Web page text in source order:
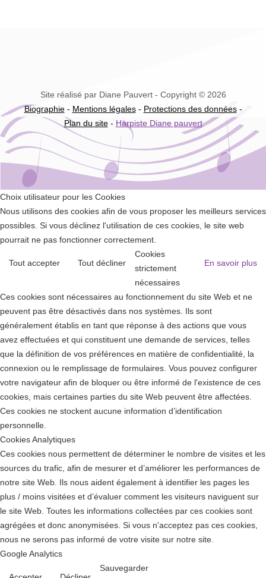
Site réalisé par Diane Pauvert - Copyright © 2026
Biographie- Mentions légales- Protections des données-
Plan du site- Harpiste Diane pauvert
Choix utilisateur pour les Cookies
Nous utilisons des cookies afin de vous proposer les meilleurs services
possibles. Si vous déclinez l'utilisation de ces cookies, le site web
pourrait ne pas fonctionner correctement.
Tout accepter Tout décliner En savoir plus
Cookies
strictement
nécessaires
Ces cookies sont nécessaires au fonctionnement du site Web et ne
peuvent pas être désactivés dans nos systèmes. Ils sont
généralement établis en tant que réponse à des actions que vous
avez effectuées et qui constituent une demande de services, telles
que la définition de vos préférences en matière de confidentialité, la
connexion ou le remplissage de formulaires. Vous pouvez configurer
votre navigateur afin de bloquer ou être informé de l'existence de ces
cookies, mais certaines parties du site Web peuvent être affectées.
Ces cookies ne stockent aucune information d’identification
personnelle.
Cookies Analytiques
Ces cookies nous permettent de déterminer le nombre de visites et les
sources du trafic, afin de mesurer et d’améliorer les performances de
notre site Web. Ils nous aident également à identifier les pages les
plus / moins visitées et d’évaluer comment les visiteurs naviguent sur
le site Web. Toutes les informations collectées par ces cookies sont
agrégées et donc anonymisées. Si vous n'acceptez pas ces cookies,
nous ne serons pas informé de votre visite sur notre site.
Google Analytics
Sauvegarder